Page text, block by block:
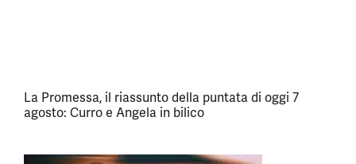
La Promessa, il riassunto della puntata di oggi 7
agosto: Curro e Angela in bilico